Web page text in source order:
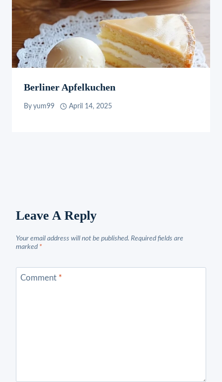
Berliner Apfelkuchen
By yum99 April 14, 2025
Leave A Reply
Your email address will not be published. Required fields are
marked *
Comment *